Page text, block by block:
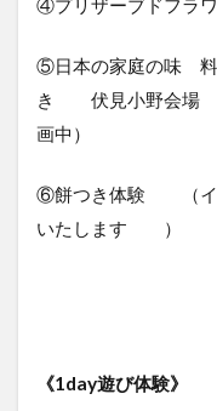
④プリザーブドフラ
⑤日本の家庭の味
き 伏見小野会場
画中）
⑥餅つき体験 （イ
いたします ）
ステン
《1day遊び体